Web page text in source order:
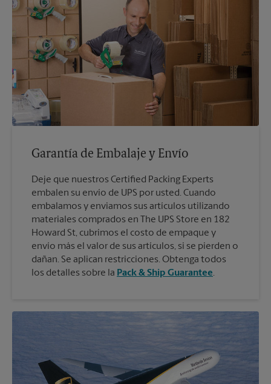
Garantía de Embalaje y Envío
Deje que nuestros Certified Packing Experts
embalen su envío de UPS por usted. Cuando
embalamos y enviamos sus artículos utilizando
materiales comprados en The UPS Store en 182
Howard St, cubrimos el costo de empaque y
envío más el valor de sus artículos, si se pierden o
dañan. Se aplican restricciones. Obtenga todos
los detalles sobre la Pack & Ship Guarantee.